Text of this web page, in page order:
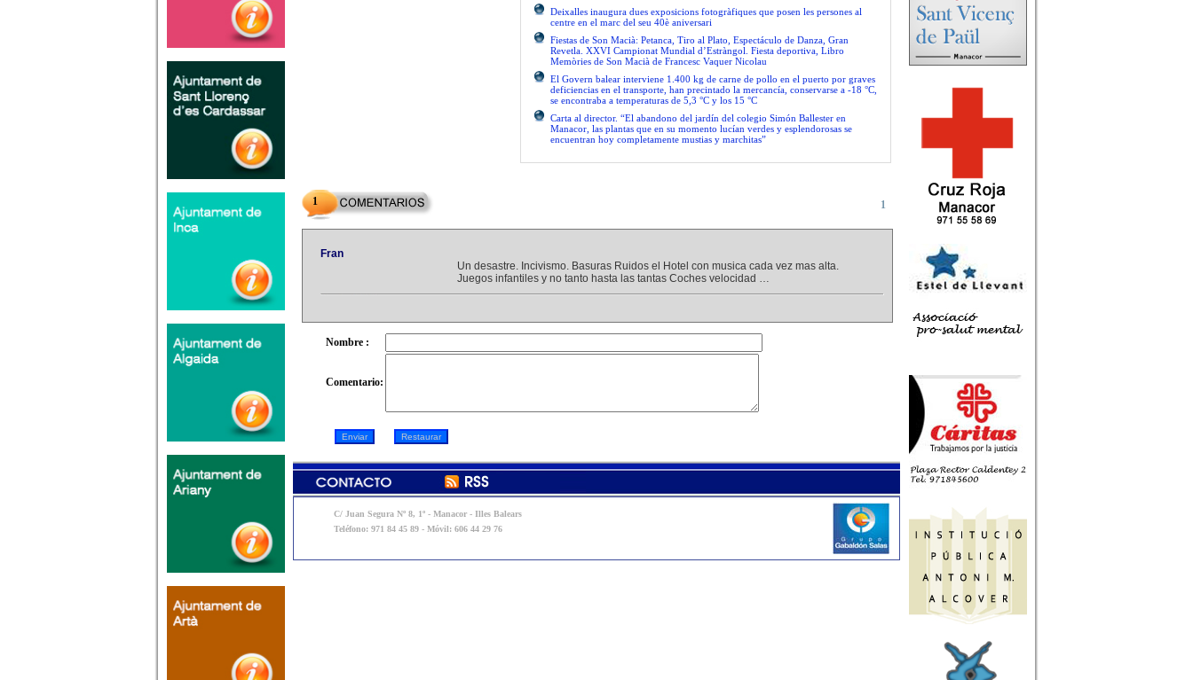
Deixalles inaugura dues exposicions fotogràfiques que posen les persones al
centre en el marc del seu 40è aniversari
Fiestas de Son Macià: Petanca, Tiro al Plato, Espectáculo de Danza, Gran
Revetla. XXVI Campionat Mundial d’Estràngol. Fiesta deportiva, Libro
Memòries de Son Macià de Francesc Vaquer Nicolau
El Govern balear interviene 1.400 kg de carne de pollo en el puerto por graves
deficiencias en el transporte, han precintado la mercancía, conservarse a -18 °C,
se encontraba a temperaturas de 5,3 °C y los 15 °C
Carta al director. “El abandono del jardín del colegio Simón Ballester en
Manacor, las plantas que en su momento lucían verdes y esplendorosas se
encuentran hoy completamente mustias y marchitas”
1 1
Fran
Un desastre. Incivismo. Basuras Ruidos el Hotel con musica cada vez mas alta.
Juegos infantiles y no tanto hasta las tantas Coches velocidad …
Nombre :
Comentario:
C/ Juan Segura Nº 8, 1º - Manacor - Illes Balears
Teléfono: 971 84 45 89 - Móvil: 606 44 29 76